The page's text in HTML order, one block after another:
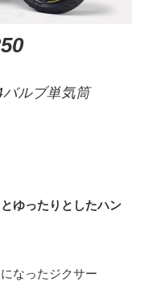
ルブ単気筒
ゆったりとしたハン
なったジクサー